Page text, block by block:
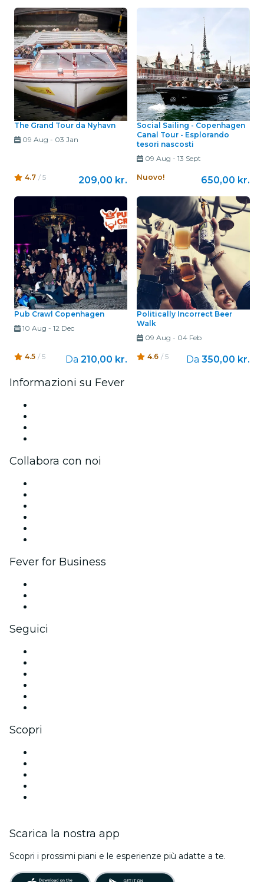
The Grand Tour da Nyhavn
09 Aug - 03 Jan
4.7 / 5 209,00 kr.
Social Sailing - Copenhagen
Canal Tour - Esplorando
tesori nascosti
09 Aug - 13 Sept
Nuovo! 650,00 kr.
Pub Crawl Copenhagen
10 Aug - 12 Dec
4.5 / 5 Da 210,00 kr.
Politically Incorrect Beer
Walk
09 Aug - 04 Feb
4.6 / 5 Da 350,00 kr.
Informazioni su Fever
Collabora con noi
Fever for Business
Seguici
Scopri
Scarica la nostra app
Scopri i prossimi piani e le esperienze più adatte a te.